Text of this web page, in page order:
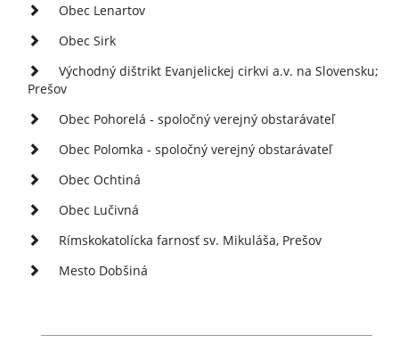
Obec Lenartov
Obec Sirk
Východný dištrikt Evanjelickej cirkvi a.v. na Slovensku;
Prešov
Obec Pohorelá - spoločný verejný obstarávateľ
Obec Polomka - spoločný verejný obstarávateľ
Obec Ochtiná
Obec Lučivná
Rímskokatolícka farnosť sv. Mikuláša, Prešov
Mesto Dobšiná